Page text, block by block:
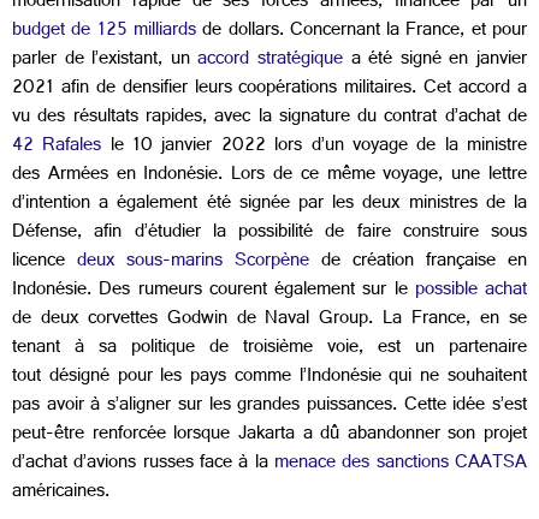
budget de 125 milliardsde dollars. Concernant la France, et pour
parler de l’existant, unaccord stratégique a été signé en janvier
2021 afin de densifier leurs coopérations militaires. Cet accord a
vu des résultats rapides, avec la signature du contrat d’achat de
42 Rafales le 10 janvier 2022 lors d’un voyage de la ministre
des Armées en Indonésie. Lors de ce même voyage, une lettre
d’intention a également été signée par les deux ministres de la
Défense, afin d’étudier la possibilité de faire construire sous
licence deux sous-marins Scorpène de création française en
Indonésie. Des rumeurs courent également sur le possible achat
de deux corvettes Godwin de Naval Group. La France, en se
tenant à sa politique de troisième voie, est un partenaire
tout désigné pour les pays comme l’Indonésie qui ne souhaitent
pas avoir à s’aligner sur les grandes puissances. Cette idée s’est
peut-être renforcée lorsque Jakarta a dû abandonner son projet
d’achat d’avions russes face à lamenace des sanctions CAATSA
américaines.